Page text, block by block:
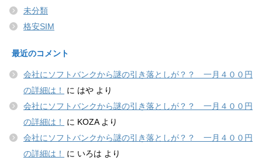
未分類
格安SIM
最近のコメント
会社にソフトバンクから謎の引き落としが？？ 一月４００円
の詳細は！
に はや より
会社にソフトバンクから謎の引き落としが？？ 一月４００円
の詳細は！
に KOZAより
会社にソフトバンクから謎の引き落としが？？ 一月４００円
の詳細は！
に いろは より